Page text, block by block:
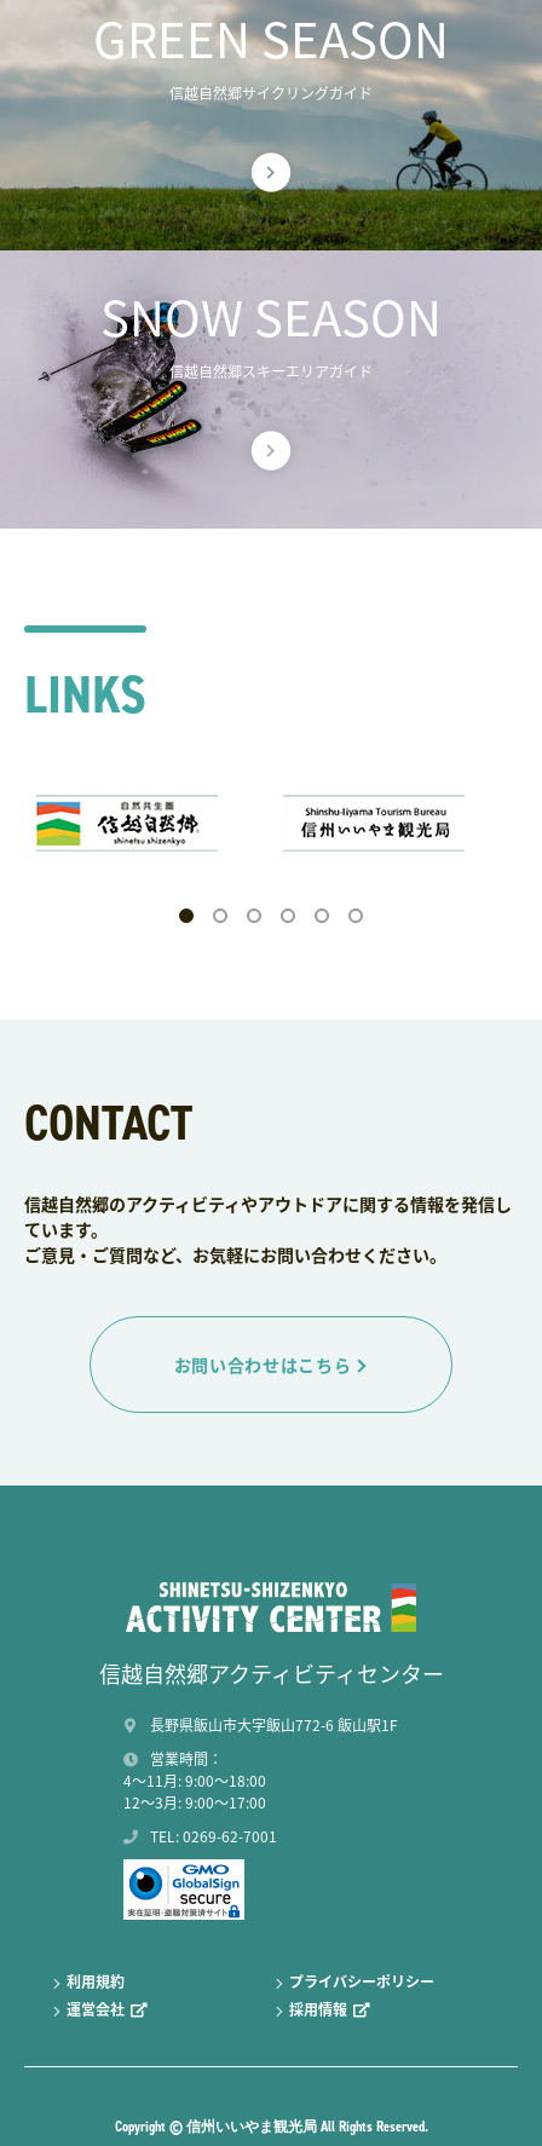
GREEN SEASON
信越自然郷サイクリングガイド
SNOW SEASON
信越自然郷スキーエリアガイド
LINKS
CONTACT
信越自然郷のアクティビティやアウトドアに関する情報を発信し
ています。
ご意見・ご質問など、お気軽にお問い合わせください。
お問い合わせはこちら
信越自然郷アクティビティセンター
長野県飯山市大字飯山772-6 飯山駅1F
営業時間：
4～11月: 9:00～18:00
12～3月: 9:00～17:00
TEL: 0269-62-7001
Copyright © 信州いいやま観光局 All Rights Reserved.
運営会社 採用情報
利用規約 プライバシーポリシー